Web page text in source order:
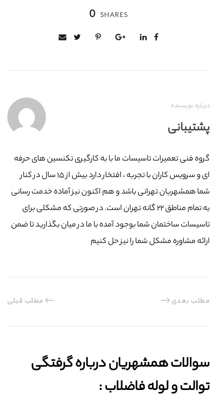
0 SHARES
درباره نویسنده
پشتیبانی
گروه فنی تعمیرات تاسیسات ما با به‌ کارگیری تکنسین های حرفه
ای و سرویس کاران با تجربه ، افتخار دارد بیش از ۱۵ سال در کنار
شما همشهریان تهرانی باشد و هم اکنون نیز آماده خدمت رسانی
به تمام مناطق ۲۲ گانه تهران است. در صورتی که مشکلی برای
تاسیسات ساختمان شما بوجود آمده با ما در میان بگذارید تا ضمن
ارائه مشاوره مشکل شما را نیز حل کنیم
مطلب قبلی مطلب بعدی
سوالات همشهریان درباره گرفتگی
توالت و لوله فاضلاب :‌